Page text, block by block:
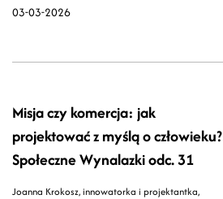
03-03-2026
Misja czy komercja: jak
projektować z myślą o człowieku?
Społeczne Wynalazki odc. 31
Joanna Krokosz, innowatorka i projektantka,